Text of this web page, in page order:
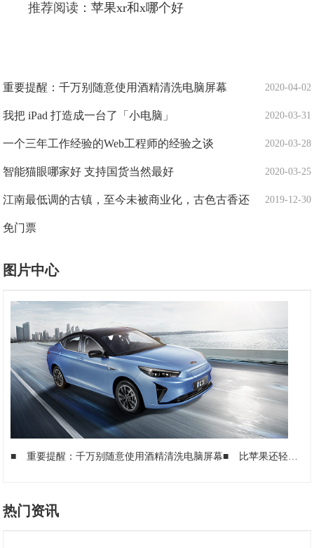
推荐阅读：苹果xr和x哪个好
2020-04-02
重要提醒：千万别随意使用酒精清洗电脑屏幕
2020-03-31
我把 iPad 打造成一台了「小电脑」
2020-03-28
一个三年工作经验的Web工程师的经验之谈
2020-03-25
智能猫眼哪家好 支持国货当然最好
2019-12-30
江南最低调的古镇，至今未被商业化，古色古香还
免门票
图片中心
■ 重要提醒：千万别随意使用酒精清洗电脑屏幕■ 比苹果还轻薄，比华为更微型！Pocket2S掌上电脑更新归来
热门资讯